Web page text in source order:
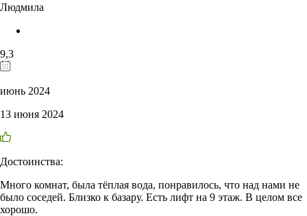
Людмила
9,3
июнь 2024
13 июня 2024
Достоинства:
Много комнат, была тёплая вода, понравилось, что над нами не
было соседей. Близко к базару. Есть лифт на 9 этаж. В целом все
хорошо.